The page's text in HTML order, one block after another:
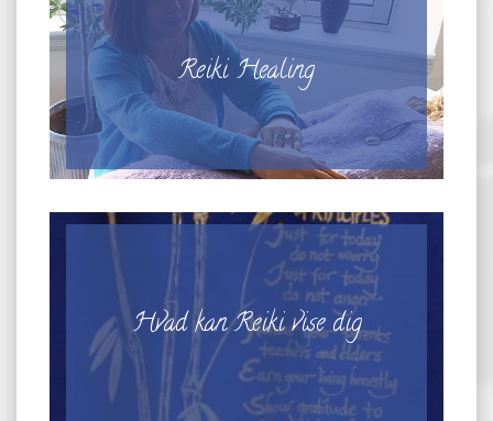
Reiki Healing
Hvad kan Reiki vise dig